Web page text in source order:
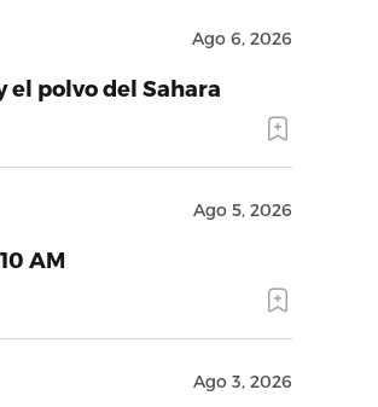
Ago 6, 2026
el polvo del Sahara
Ago 5, 2026
AM
Ago 3, 2026